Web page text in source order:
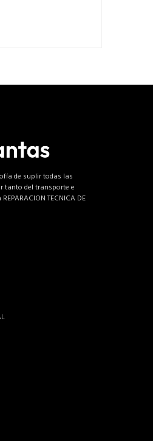
de suplir todas las
tanto del transporte e
TECNICA DE